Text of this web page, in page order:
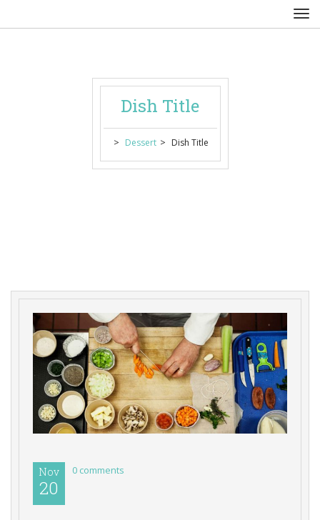
Dish Title
> Dessert > Dish Title
Nov
20
0 comments